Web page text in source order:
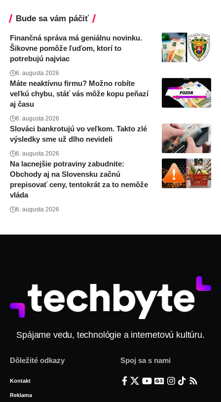
Bude sa vám páčiť
Finančná správa má geniálnu novinku.
Šikovne pomôže ľuďom, ktorí to
potrebujú najviac
6. augusta 2026
Máte neaktívnu firmu? Možno robíte
veľkú chybu, stáť vás môže kopu peňazí
aj času
6. augusta 2026
Slováci bankrotujú vo veľkom. Takto zlé
výsledky sme už dlho nevideli
6. augusta 2026
Na lacnejšie potraviny zabudnite:
Obchody aj na Slovensku začnú
prepisovať ceny, tentokrát za to nemôže
vláda
6. augusta 2026
Spájame vedu, technológie a internetovú kultúru.
Dôležité odkazy
Kontakt
Reklama
Spoj sa s nami